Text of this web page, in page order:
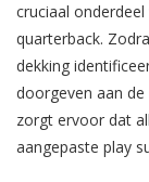
cruciaal
quarterback.
dekking
doorgeven aan
zorgt ervoor dat
aangepaste play